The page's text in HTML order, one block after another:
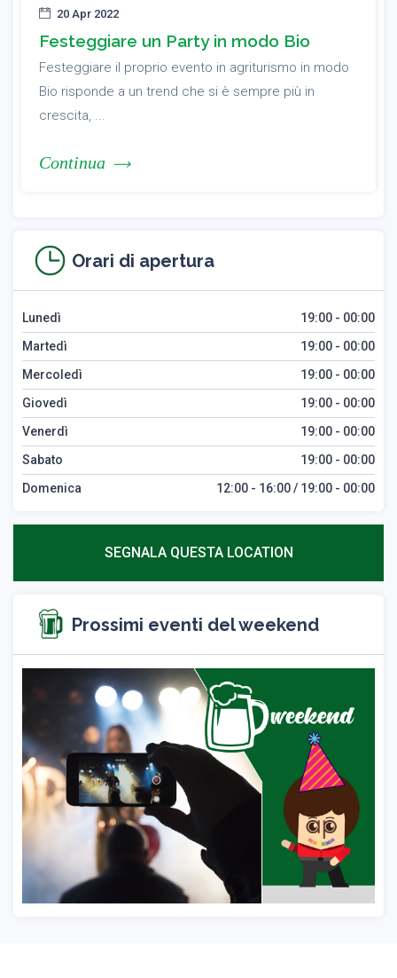
20 Apr 2022
Festeggiare un Party in modo Bio
Festeggiare il proprio evento in agriturismo in modo
Bio risponde a un trend che si è sempre più in
crescita, ...
Continua
Orari di apertura
Lunedì
19:00 - 00:00
Martedì
19:00 - 00:00
Mercoledì
19:00 - 00:00
Giovedì
19:00 - 00:00
Venerdì
19:00 - 00:00
Sabato
19:00 - 00:00
Domenica
12:00 - 16:00 / 19:00 - 00:00
SEGNALA QUESTA LOCATION
Prossimi eventi del weekend